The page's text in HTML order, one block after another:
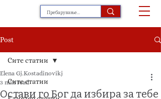
Post
Сите статии
Сите статии
Остави го Бог да избира за тебе
Elena Gj.Kostadinovikj
3 min read